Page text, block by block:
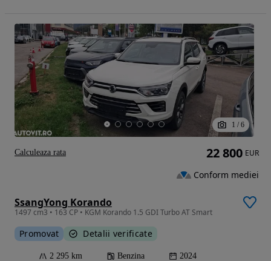
1 / 6
SsangYong Korando
1497 cm3 • 163 CP • KGM Korando 1.5 GDI Turbo AT Smart
Promovat Detalii verificate
2 295 km Benzina 2024
22 800 EUR
Conform mediei
Calculeaza rata